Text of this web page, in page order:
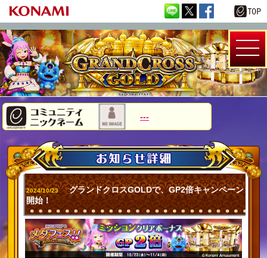
---
2024/10/23
グランドクロスGOLDで、GP2倍キャンペーン
開始！